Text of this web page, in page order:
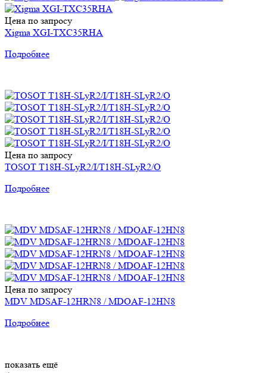
Цена по запросу
Xigma XGI-TXC35RHA
Подробнее
Цена по запросу
TOSOT T18H-SLyR2/I/T18H-SLyR2/O
Подробнее
Цена по запросу
MDV MDSAF-12HRN8 / MDOAF-12HN8
Подробнее
показать ещё